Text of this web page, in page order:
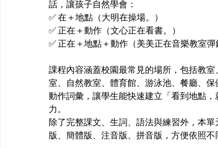
話，讓孩子自然學會：
✅ 在＋地點（大明在操場。）
✅ 正在＋動作（文心正在看書。）
✅ 正在＋地點＋動作（美美正在音樂教室
課程內容涵蓋校園最常見的場所，包括教
室、自然教室、體育館、游泳池、餐廳、
動作詞彙，讓學生能快速建立「看到地點
力。
除了完整課文、生詞、語法與練習外，本
版、簡體版、注音版、拼音版，方便依照